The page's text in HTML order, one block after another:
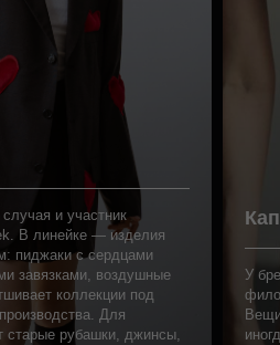
и участник
В линейке — изделия
пиджаки с сердцами
завязками, воздушные
коллекции под
Для
старые рубашки, джинсы,
У